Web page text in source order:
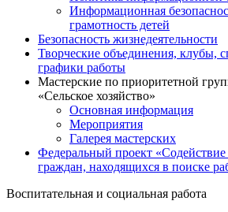
Информационная
грамотность детей
Безопасность жизнедеятельности
Творческие объединения, клубы,
графики работы
Мастерские по приоритетной
«Сельское хозяйство»
Основная информация
Мероприятия
Галерея мастерских
Федеральный проект «Содействие
граждан, находящихся в поиске
Воспитательная и социальная работа